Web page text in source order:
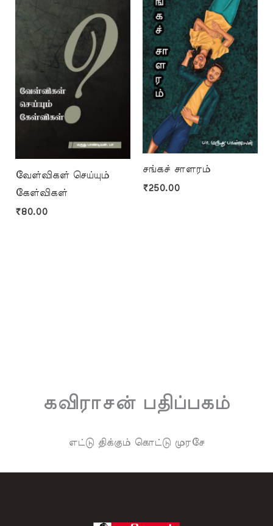
வேள்விகள் செய்யும்
கேள்விகள்
₹80.00
சங்கச் சாளரம்
₹250.00
கவிராசன் பதிப்பகம்
எட்டு திக்கும் கொட்டு முரசே